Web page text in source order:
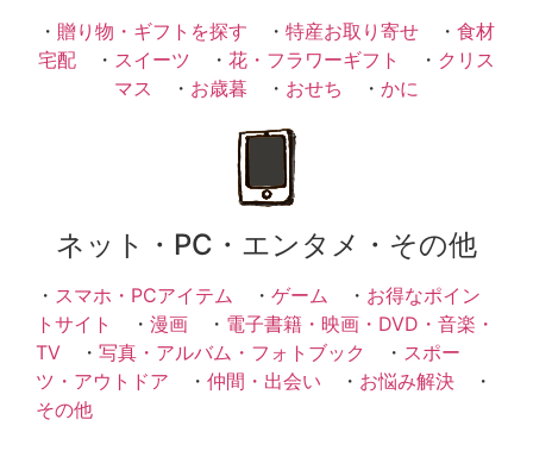
・ 贈り物・ギフトを探す ・ 特産お取り寄せ ・ 食材
宅配 ・ スイーツ ・ 花・フラワーギフト ・ クリス
マス ・ お歳暮 ・ おせち ・ かに
ネット・PC・エンタメ・その他
・ スマホ・PCアイテム ・ ゲーム ・ お得なポイン
トサイト
・ 漫画 ・ 電子書籍・映画・DVD・音楽・
TV ・ 写真・アルバム・フォトブック ・ スポー
ツ・アウトドア ・ 仲間・出会い ・ お悩み解決 ・
その他